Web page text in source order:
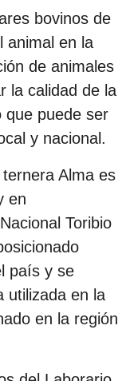
bovinos de
animal en la
de animales
la calidad de la
que puede ser
y nacional.
Alma es
en
Toribio
país y se
utilizada en la
en la región